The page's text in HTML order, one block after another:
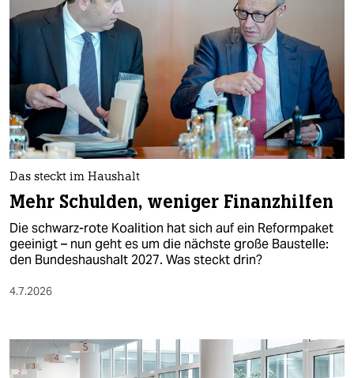
Das steckt im Haushalt
Mehr Schulden, weniger Finanzhilfen
Die schwarz-rote Koalition hat sich auf ein Reformpaket
geeinigt – nun geht es um die nächste große Baustelle:
den Bundeshaushalt 2027. Was steckt drin?
4.7.2026